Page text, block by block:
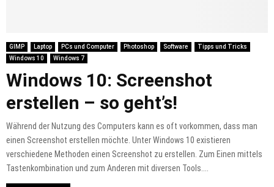
GIMP Laptop PCs und Computer Photoshop Software
Tipps und Tricks
Windows 10
Windows 7
Windows 10: Screenshot
erstellen – so geht’s!
Während der Nutzung des Computers kann es oft vorkommen, dass man
einen Screenshot erstellen möchte. Unter Windows 10 existieren
verschiedene Methoden einen Screenshot zu erstellen. Zum Einen mittels
Tastenkombination und zum Anderen mit diversen Tools....